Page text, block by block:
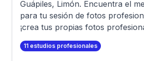
Guápiles, Limón. Encuentra el
para tu sesión de fotos
¡crea tus propias fotos
11 estudios profesionales